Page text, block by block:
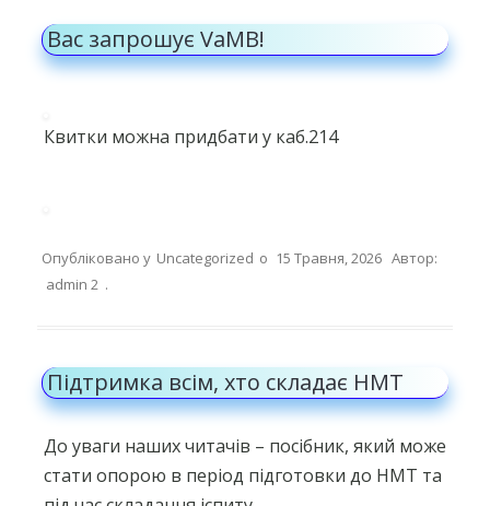
Вас запрошує VaMB!
Квитки можна придбати у каб.214
Опубліковано у Uncategorized о 15 Травня, 2026 Автор:
admin 2 .
Підтримка всім, хто складає НМТ
До уваги наших читачів – посібник, який може
стати опорою в період підготовки до НМТ та